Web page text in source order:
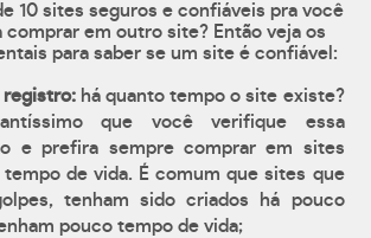
10 sites seguros e confiáveis pra você
comprar em outro site? Então veja os
para saber se um site é confiável:
registro:há quanto tempo o site existe?
que você verifique essa
e prefira sempre comprar em sites
de vida. É comum que sites que
tenham sido criados há pouco
pouco tempo de vida;